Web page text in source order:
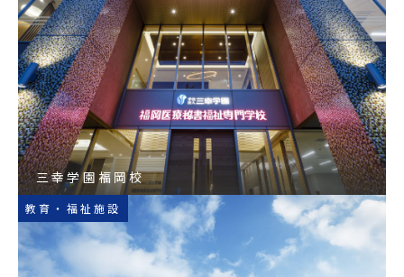
三幸学園福岡校
教育・福祉施設